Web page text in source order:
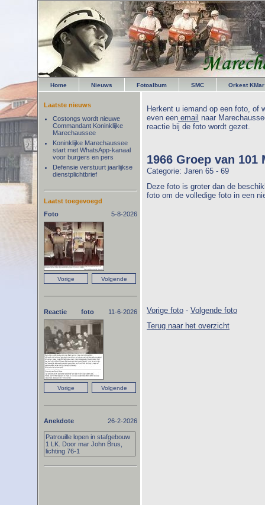
Home Nieuws Fotoalbum SMC Orkest KMar
Herkent u iemand op een foto, of
even een email naar
reactie bij de foto wordt gezet.
1966 Groep van 101
Categorie: Jaren 65 - 69
Deze foto is groter dan de
foto om de volledige foto in een
Vorige foto - Volgende foto
Terug naar het overzicht
Laatste nieuws
Costongs wordt nieuwe
Commandant Koninklijke
Marechaussee
Koninklijke Marechaussee
start met WhatsApp-kanaal
voor burgers en pers
Defensie verstuurt jaarlijkse
dienstplichtbrief
Laatst toegevoegd
Foto
5-8-2026
Reactie foto 11-6-2026
Anekdote 26-2-2026
Patrouille lopen in stafgebouw
1 LK. Door mar John Brus,
lichting 76-1